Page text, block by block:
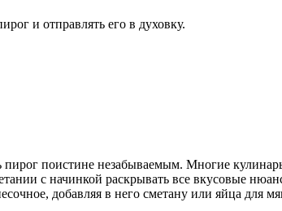
и отправлять его в духовку.
поистине незабываемым. Многие
с начинкой раскрывать все вкусовые
добавляя в него сметану или яйца для